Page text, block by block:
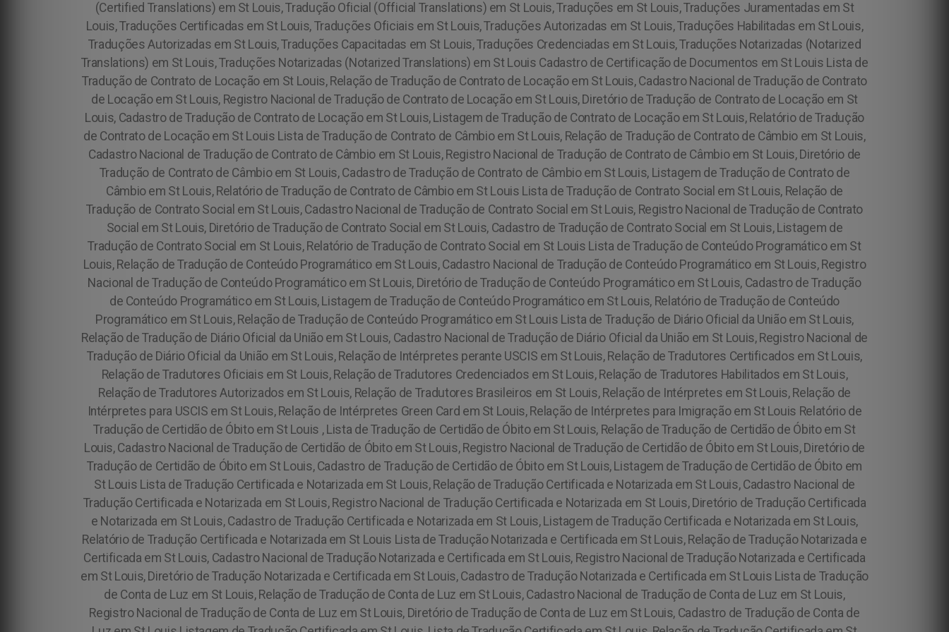
(Certified Translations) em St Louis, Tradução Oficial (Official Translations) em St Louis, Traduções em St Louis, Traduções Juramentadas em St
Louis, Traduções Certificadas em St Louis, Traduções Oficiais em St Louis, Traduções Autorizadas em St Louis, Traduções Habilitadas em St Louis,
Traduções Autorizadas em St Louis, Traduções Capacitadas em St Louis, Traduções Credenciadas em St Louis, Traduções Notarizadas (Notarized
Translations) em St Louis, Traduções Notarizadas (Notarized Translations) em St Louis Cadastro de Certificação de Documentos em St Louis Lista de
Tradução de Contrato de Locação em St Louis, Relação de Tradução de Contrato de Locação em St Louis, Cadastro Nacional de Tradução de Contrato
de Locação em St Louis, Registro Nacional de Tradução de Contrato de Locação em St Louis, Diretório de Tradução de Contrato de Locação em St
Louis, Cadastro de Tradução de Contrato de Locação em St Louis, Listagem de Tradução de Contrato de Locação em St Louis, Relatório de Tradução
de Contrato de Locação em St Louis Lista de Tradução de Contrato de Câmbio em St Louis, Relação de Tradução de Contrato de Câmbio em St Louis,
Cadastro Nacional de Tradução de Contrato de Câmbio em St Louis, Registro Nacional de Tradução de Contrato de Câmbio em St Louis, Diretório de
Tradução de Contrato de Câmbio em St Louis, Cadastro de Tradução de Contrato de Câmbio em St Louis, Listagem de Tradução de Contrato de
Câmbio em St Louis, Relatório de Tradução de Contrato de Câmbio em St Louis Lista de Tradução de Contrato Social em St Louis, Relação de
Tradução de Contrato Social em St Louis, Cadastro Nacional de Tradução de Contrato Social em St Louis, Registro Nacional de Tradução de Contrato
Social em St Louis, Diretório de Tradução de Contrato Social em St Louis, Cadastro de Tradução de Contrato Social em St Louis, Listagem de
Tradução de Contrato Social em St Louis, Relatório de Tradução de Contrato Social em St Louis Lista de Tradução de Conteúdo Programático em St
Louis, Relação de Tradução de Conteúdo Programático em St Louis, Cadastro Nacional de Tradução de Conteúdo Programático em St Louis, Registro
Nacional de Tradução de Conteúdo Programático em St Louis, Diretório de Tradução de Conteúdo Programático em St Louis, Cadastro de Tradução
de Conteúdo Programático em St Louis, Listagem de Tradução de Conteúdo Programático em St Louis, Relatório de Tradução de Conteúdo
Programático em St Louis, Relação de Tradução de Conteúdo Programático em St Louis Lista de Tradução de Diário Oficial da União em St Louis,
Relação de Tradução de Diário Oficial da União em St Louis, Cadastro Nacional de Tradução de Diário Oficial da União em St Louis, Registro Nacional de
Tradução de Diário Oficial da União em St Louis, Relação de Intérpretes perante USCIS em St Louis, Relação de Tradutores Certificados em St Louis,
Relação de Tradutores Oficiais em St Louis, Relação de Tradutores Credenciados em St Louis, Relação de Tradutores Habilitados em St Louis,
Relação de Tradutores Autorizados em St Louis, Relação de Tradutores Brasileiros em St Louis, Relação de Intérpretes em St Louis, Relação de
Intérpretes para USCIS em St Louis, Relação de Intérpretes Green Card em St Louis, Relação de Intérpretes para Imigração em St Louis Relatório de
Tradução de Certidão de Óbito em St Louis , Lista de Tradução de Certidão de Óbito em St Louis, Relação de Tradução de Certidão de Óbito em St
Louis, Cadastro Nacional de Tradução de Certidão de Óbito em St Louis, Registro Nacional de Tradução de Certidão de Óbito em St Louis, Diretório de
Tradução de Certidão de Óbito em St Louis, Cadastro de Tradução de Certidão de Óbito em St Louis, Listagem de Tradução de Certidão de Óbito em
St Louis Lista de Tradução Certificada e Notarizada em St Louis, Relação de Tradução Certificada e Notarizada em St Louis, Cadastro Nacional de
Tradução Certificada e Notarizada em St Louis, Registro Nacional de Tradução Certificada e Notarizada em St Louis, Diretório de Tradução Certificada
e Notarizada em St Louis, Cadastro de Tradução Certificada e Notarizada em St Louis, Listagem de Tradução Certificada e Notarizada em St Louis,
Relatório de Tradução Certificada e Notarizada em St Louis Lista de Tradução Notarizada e Certificada em St Louis, Relação de Tradução Notarizada e
Certificada em St Louis, Cadastro Nacional de Tradução Notarizada e Certificada em St Louis, Registro Nacional de Tradução Notarizada e Certificada
em St Louis, Diretório de Tradução Notarizada e Certificada em St Louis, Cadastro de Tradução Notarizada e Certificada em St Louis Lista de Tradução
de Conta de Luz em St Louis, Relação de Tradução de Conta de Luz em St Louis, Cadastro Nacional de Tradução de Conta de Luz em St Louis,
Registro Nacional de Tradução de Conta de Luz em St Louis, Diretório de Tradução de Conta de Luz em St Louis, Cadastro de Tradução de Conta de